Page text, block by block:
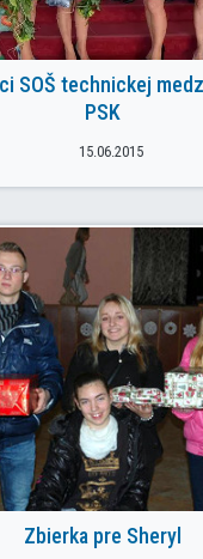
SOŠ technickej
PSK
15.06.2015
Zbierka pre Sheryl